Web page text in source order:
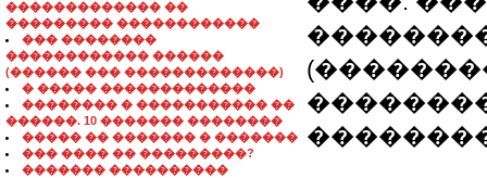
������������� ��
��������� ������������
��� ��������
������������ ������
(������ ��� �������������)
� ����� �������������
�������� � ����������� ��
������. 10 ������� ��������
����� �� ������� � �������
��� ���� �� ���������?
������� ����������